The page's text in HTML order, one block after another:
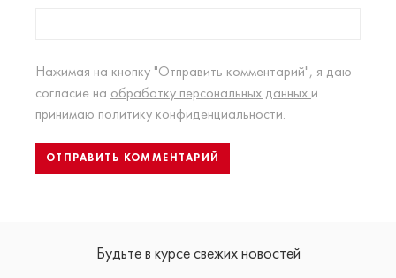
Нажимая на кнопку "Отправить комментарий", я даю
согласие на обработку персональных данных и
принимаю политику конфиденциальности.
Будьте в курсе свежих новостей